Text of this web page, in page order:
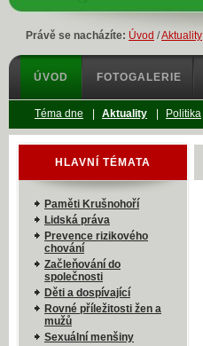
Právě se nacházíte: Úvod /Aktuality
HLAVNÍ TÉMATA
Paměti Krušnohoří
Lidská práva
Prevence rizikového
chování
Začleňování do
společnosti
Děti a dospívající
Rovné příležitosti žen a
mužů
Sexuální menšiny
ÚVOD FOTOGALERIE
Téma dne Aktuality Politika